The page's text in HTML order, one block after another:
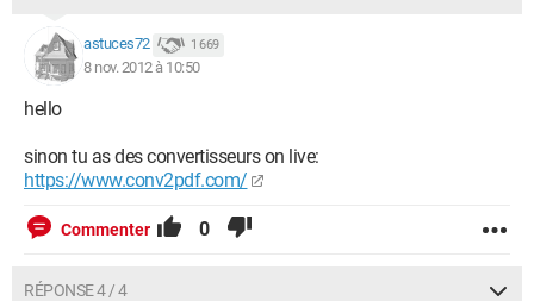
astuces72 1 669
8 nov. 2012 à 10:50
hello
sinon tu as des convertisseurs on live:
https://www.conv2pdf.com/
Commenter 0
RÉPONSE 4 / 4